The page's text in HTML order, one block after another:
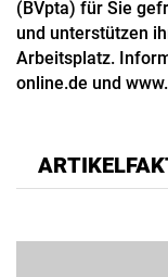
(BVpta) für Sie
und unterstützen
Arbeitsplatz.
online.de und